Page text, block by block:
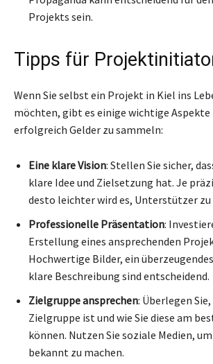
Projekts sein.
Tipps für
Wenn Sie selbst ein Projekt in Kiel ins
möchten, gibt es einige wichtige Aspekte
erfolgreich Gelder zu sammeln:
Eine klare Vision: Stellen Sie sicher,
klare Idee und Zielsetzung hat. Je
desto leichter wird es, Unterstützer zu
Professionelle Präsentation:
Erstellung eines ansprechenden
Hochwertige Bilder, ein
klare Beschreibung sind entscheidend.
Zielgruppe ansprechen: Überlegen
Zielgruppe ist und wie Sie diese am
können. Nutzen Sie soziale Medien,
bekannt zu machen.